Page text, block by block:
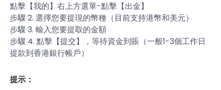
點擊【我的】右上方選單-點擊【出金】
步驟 2. 選擇您要提現的幣種（目前支持港幣和美元）
步驟 3. 輸入您要提取的金額
步驟 4. 點擊【提交】，等待資金到賬（一般1-3個工作日
提款到香港銀行帳戶）
提示：